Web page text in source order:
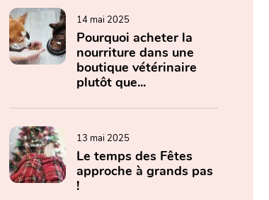
14 mai 2025
Pourquoi acheter la
nourriture dans une
boutique vétérinaire
plutôt que...
13 mai 2025
Le temps des Fêtes
approche à grands pas
!